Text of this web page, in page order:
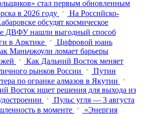
стал первым обновленным
в 2026 году
На Российско-
обсудят космическое
ДВФУ нашли выгодный способ
в Арктике
Цифровой юань
Маньчжоули ломает барьеры
Как Дальний Восток меняет
рынков России
Путин
по огранке алмазов в Якутии
Восток ищет решения для выхода из
Пульс угля — 3 августа
в моменте
«Энергия